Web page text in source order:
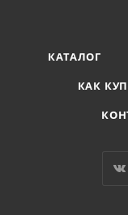
КАТАЛОГ
КАК